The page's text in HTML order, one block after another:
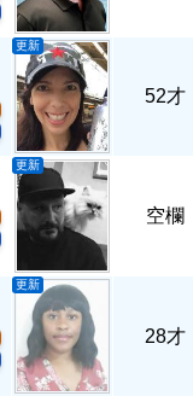
更新
52才
更新
空欄
更新
28才